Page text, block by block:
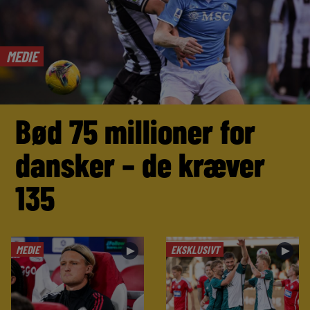
MEDIE
Bød 75 millioner for
dansker – de kræver
135
MEDIE ► EKSKLUSIVT ►